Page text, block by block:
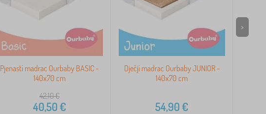
Pjenasti madrac Ourbaby BASIC -
140x70 cm
42,10€
40,50€
Dječji madrac Ourbaby JUNIOR -
140x70 cm
54,90€
>